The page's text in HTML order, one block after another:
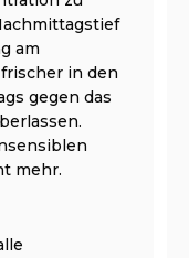
am
in den
gegen das
mehr.